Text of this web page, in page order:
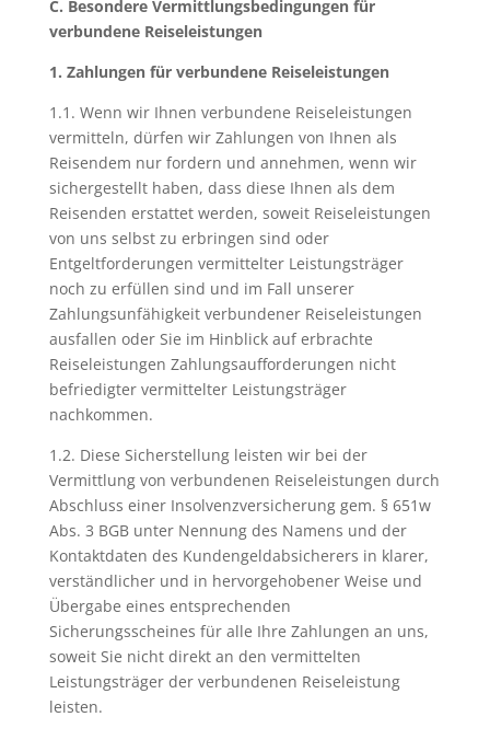
C. Besondere Vermittlungsbedingungen für
verbundene Reiseleistungen
1. Zahlungen für verbundene Reiseleistungen
1.1. Wenn wir Ihnen verbundene Reiseleistungen
vermitteln, dürfen wir Zahlungen von Ihnen als
Reisendem nur fordern und annehmen, wenn wir
sichergestellt haben, dass diese Ihnen als dem
Reisenden erstattet werden, soweit Reiseleistungen
von uns selbst zu erbringen sind oder
Entgeltforderungen vermittelter Leistungsträger
noch zu erfüllen sind und im Fall unserer
Zahlungsunfähigkeit verbundener Reiseleistungen
ausfallen oder Sie im Hinblick auf erbrachte
Reiseleistungen Zahlungsaufforderungen nicht
befriedigter vermittelter Leistungsträger
nachkommen.
1.2. Diese Sicherstellung leisten wir bei der
Vermittlung von verbundenen Reiseleistungen durch
Abschluss einer Insolvenzversicherung gem. § 651w
Abs. 3 BGB unter Nennung des Namens und der
Kontaktdaten des Kundengeldabsicherers in klarer,
verständlicher und in hervorgehobener Weise und
Übergabe eines entsprechenden
Sicherungsscheines für alle Ihre Zahlungen an uns,
soweit Sie nicht direkt an den vermittelten
Leistungsträger der verbundenen Reiseleistung
leisten.